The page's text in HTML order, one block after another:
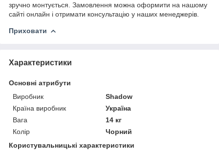
зручно монтується. Замовлення можна оформити на нашому
сайті онлайн і отримати консультацію у наших менеджерів.
Приховати
Характеристики
Основні атрибути
Виробник
Shadow
Країна виробник
Україна
Вага
14 кг
Колір
Чорний
Користувальницькі характеристики